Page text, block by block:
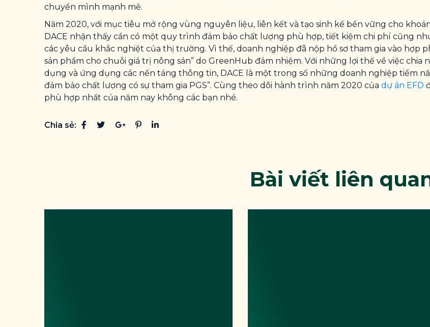
chuyển mình mạnh mẽ.
Năm 2020, với mục tiêu mở rộng vùng nguyên liệu, liên kết và tạo sinh kế bền vững cho
DACE nhận thấy cần có một quy trình đảm bảo chất lượng phù hợp, tiết kiệm chi phí cũng
các yêu cầu khắc nghiệt của thị trường. Vì thế, doanh nghiệp đã nộp hồ sơ tham gia vào hợp
sản phẩm cho chuỗi giá trị nông sản” do GreenHub đảm nhiệm. Với những lợi thế về việc
dụng và ứng dụng các nền tảng thông tin, DACE là một trong số những doanh nghiệp tiềm
đảm bảo chất lượng có sự tham gia PGS”. Cùng theo dõi hành trình năm 2020 của dự án EFD
phù hợp nhất của năm nay không các bạn nhé.
Chia sẻ:
Bài viết liên